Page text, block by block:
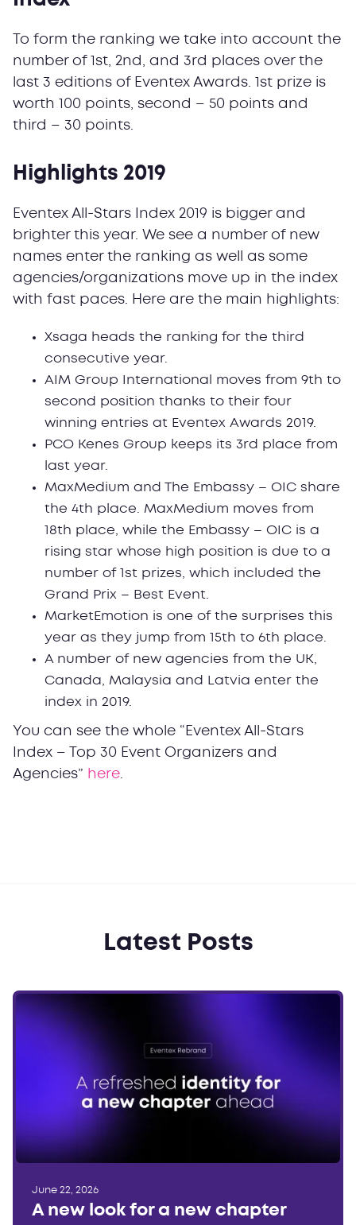
To form the ranking we take into account the
number of 1st, 2nd, and 3rd places over the
last 3 editions of Eventex Awards. 1st prize is
worth 100 points, second – 50 points and
third – 30 points.
Highlights 2019
Eventex All-Stars Index 2019 is bigger and
brighter this year. We see a number of new
names enter the ranking as well as some
agencies/organizations move up in the index
with fast paces. Here are the main highlights:
Xsaga heads the ranking for the third
consecutive year.
AIM Group International moves from 9th to
second position thanks to their four
winning entries at Eventex Awards 2019.
PCO Kenes Group keeps its 3rd place from
last year.
MaxMedium and The Embassy – OIC share
the 4th place. MaxMedium moves from
18th place, while the Embassy – OIC is a
rising star whose high position is due to а
number of 1st prizes, which included the
Grand Prix – Best Event.
MarketEmotion is one of the surprises this
year as they jump from 15th to 6th place.
A number of new agencies from the UK,
Canada, Malaysia and Latvia enter the
index in 2019.
You can see the whole “Eventex All-Stars
Index – Top 30 Event Organizers and
Agencies” here
June 22, 2026
A new look for a new chapter
Latest Posts